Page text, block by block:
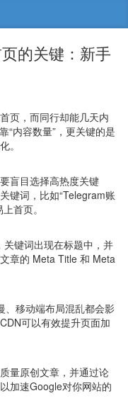
的关键：新手
页，而同行却能几天内
“内容数量”，更关键的是
。
盲目选择高热度关键
键词，比如“Telegram账
首页。
键词出现在标题中，并
章的 Meta Title 和 Meta
、移动端布局混乱都会影
可以有效提升页面加
量原创文章，并通过论
加速Google对你网站的